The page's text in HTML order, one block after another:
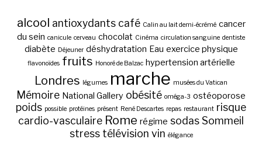
alcool antioxydants café Calin au lait demi-écrémé cancer
du sein canicule cerveau chocolat Cinéma circulation sanguine dentiste
diabète Déjeuner déshydratation Eau exercice physique
flavonoïdes fruits Honoré de Balzac hypertension artérielle
Londres légumes marche musées du Vatican
Mémoire National Gallery obésité oméga-3 ostéoporose
poids possible protéines présent René Descartes repas restaurant risque
cardio-vasculaire Rome régime sodasSommeil
stress télévision vin élégance